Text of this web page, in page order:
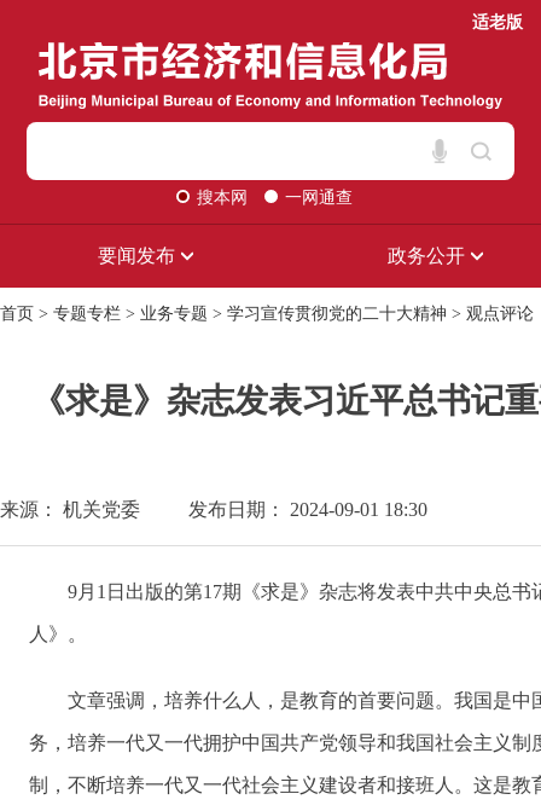
适老版
搜本网 一网通查
要闻发布 政务公开
首页 > 专题专栏 > 业务专题 > 学习宣传贯彻党的二十大精神 > 观点评论
《求是》杂志发表习近平总书记
来源： 机关党委 发布日期： 2024-09-01 18:30
9月1日出版的第17期《求是》杂志将发表中共中央总书
人》。
文章强调，培养什么人，是教育的首要问题。我国是中
务，培养一代又一代拥护中国共产党领导和我国社会主义
制，不断培养一代又一代社会主义建设者和接班人。这是